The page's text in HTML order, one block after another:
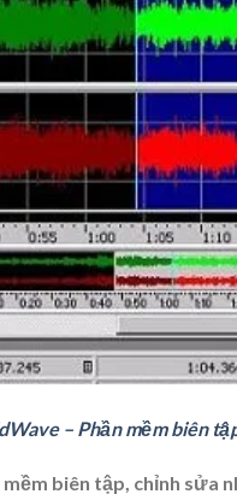
– Phần mềm biên
biên tập, chỉnh sửa